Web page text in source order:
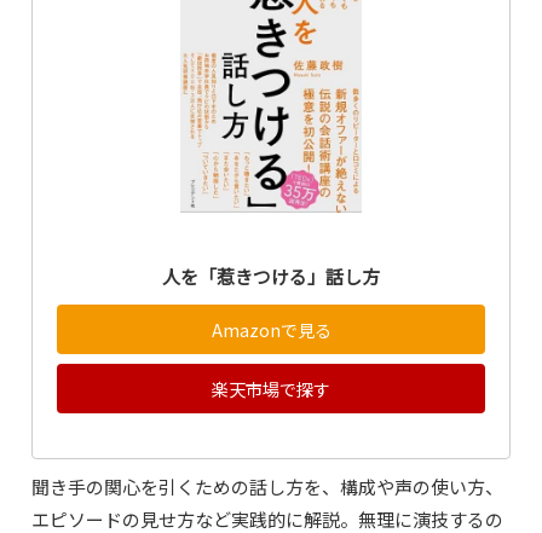
人を「惹きつける」話し方
Amazonで見る
楽天市場で探す
聞き手の関心を引くための話し方を、構成や声の使い方、
エピソードの見せ方など実践的に解説。無理に演技するの